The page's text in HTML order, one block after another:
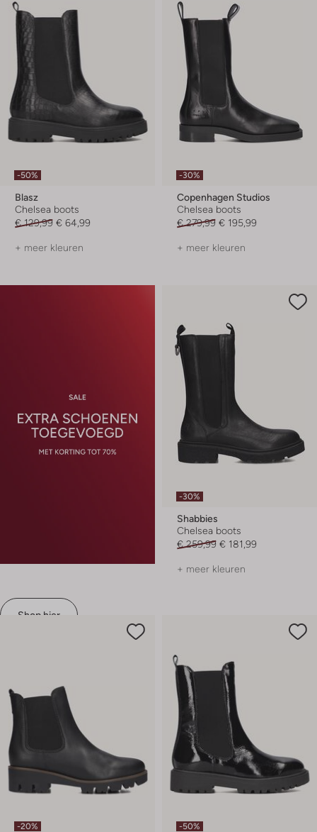
-50%
Blasz
Chelsea boots
€ 129,99 € 64,99
+ meer kleuren
-30%
Copenhagen Studios
Chelsea boots
€ 279,99 € 195,99
+ meer kleuren
Shop hier
-30%
Shabbies
Chelsea boots
€ 259,99 € 181,99
+ meer kleuren
-20% -50%